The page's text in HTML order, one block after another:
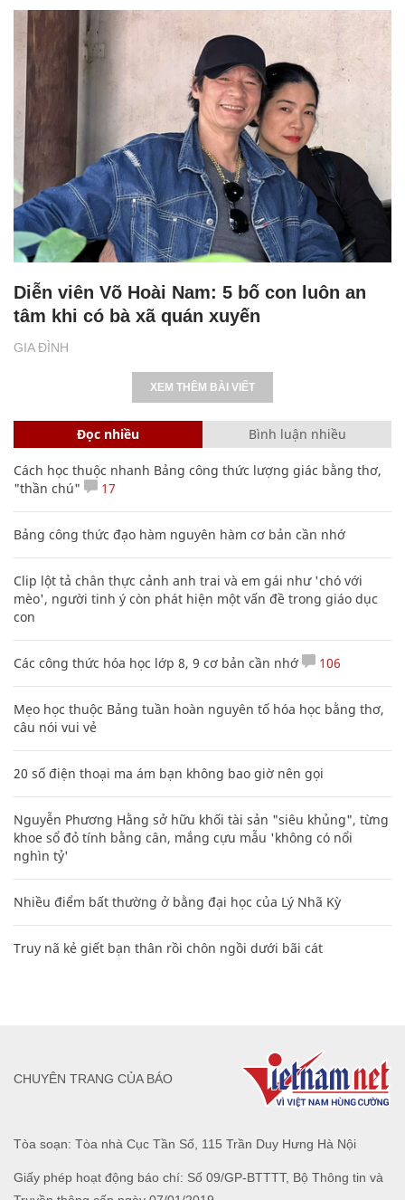
GIA ĐÌNH
Diễn viên Võ Hoài Nam: 5 bố con luôn an
tâm khi có bà xã quán xuyến
XEM THÊM BÀI VIẾT
Đọc nhiều Bình luận nhiều
Cách học thuộc nhanh Bảng công thức lượng giác bằng thơ,
"thần chú"
17
Bảng công thức đạo hàm nguyên hàm cơ bản cần nhớ
Clip lột tả chân thực cảnh anh trai và em gái như 'chó với
mèo', người tinh ý còn phát hiện một vấn đề trong giáo dục
con
Các công thức hóa học lớp 8, 9 cơ bản cần nhớ 106
Mẹo học thuộc Bảng tuần hoàn nguyên tố hóa học bằng thơ,
câu nói vui vẻ
20 số điện thoại ma ám bạn không bao giờ nên gọi
Nguyễn Phương Hằng sở hữu khối tài sản "siêu khủng", từng
khoe sổ đỏ tính bằng cân, mắng cựu mẫu 'không có nổi
nghìn tỷ'
Nhiều điểm bất thường ở bằng đại học của Lý Nhã Kỳ
Truy nã kẻ giết bạn thân rồi chôn ngồi dưới bãi cát
Tòa soạn: Tòa nhà Cục Tần Số, 115 Trần Duy Hưng Hà Nội
Giấy phép hoạt động báo chí: Số 09/GP-BTTTT, Bộ Thông tin và
CHUYÊN TRANG CỦA BÁO